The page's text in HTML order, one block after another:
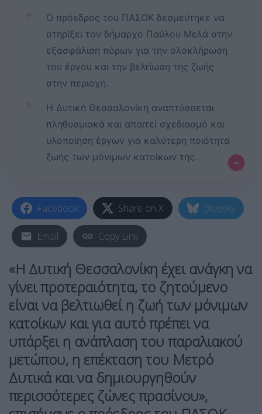
✨
Ο πρόεδρος του ΠΑΣΟΚ δεσμεύτηκε να
στηρίξει τον δήμαρχο Παύλου Μελά στην
εξασφάλιση πόρων για την ολοκλήρωση
του έργου και την βελτίωση της ζωής
στην περιοχή.
✨
Η Δυτική Θεσσαλονίκη αναπτύσσεται
πληθυσμιακά και απαιτεί σχεδιασμό και
υλοποίηση έργων για καλύτερη ποιότητα
ζωής των μόνιμων κατοίκων της.
–
Facebook Share on X Bluesky
Email Copy Link
«Η Δυτική Θεσσαλονίκη έχει ανάγκη να
γίνει προτεραιότητα, το ζητούμενο
είναι να βελτιωθεί η ζωή των μόνιμων
κατοίκων και για αυτό πρέπει να
υπάρξει η ανάπλαση του παραλιακού
μετώπου, η επέκταση του Μετρό
Δυτικά και να δημιουργηθούν
περισσότερες ζώνες πρασίνου»,